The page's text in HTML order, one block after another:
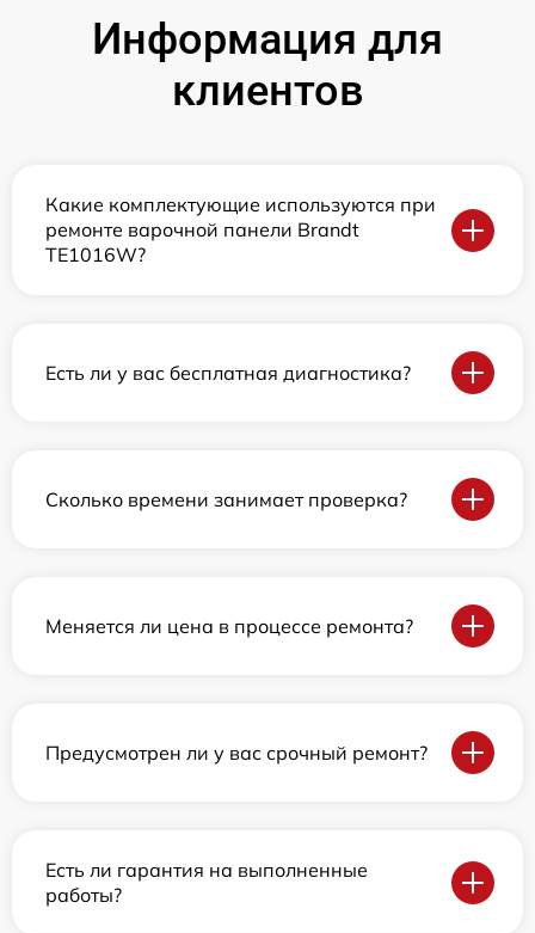
Информация для
клиентов
Какие комплектующие используются при
ремонте варочной панели Brandt
TE1016W?
Есть ли у вас бесплатная диагностика?
Сколько времени занимает проверка?
Меняется ли цена в процессе ремонта?
Предусмотрен ли у вас срочный ремонт?
Есть ли гарантия на выполненные
работы?